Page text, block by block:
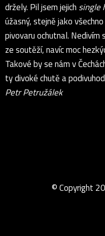
držely. Pil jsem jejich single
úžasný, stejně jako
pivovaru ochutnal. Nedivím
ze soutěží, navíc moc
Takové by se nám v
ty divoké chutě a
Petr Petružálek
© Copyright